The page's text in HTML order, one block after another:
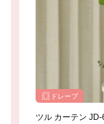
ドレープ
ツル カーテン